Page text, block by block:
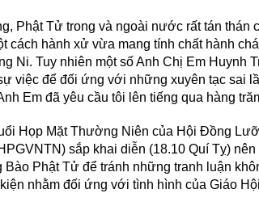
Phật Tử trong và ngoài nước rất tán thán
cách hành xử vừa mang tính chất hành
Ni. Tuy nhiên một số Anh Chị Em Huynh
việc để đối ứng với những xuyên tạc sai
Em đã yêu cầu tôi lên tiếng qua hàng
Họp Mặt Thường Niên của Hội Đồng
sắp khai diễn (18.10 Quí Tỵ)
Phật Tử để tránh những tranh luận
nhằm đối ứng với tình hình của Giáo